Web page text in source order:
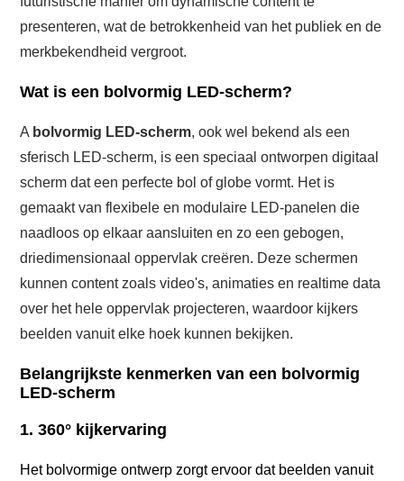
presenteren, wat de betrokkenheid van het publiek en de
merkbekendheid vergroot.
Wat is een bolvormig LED-scherm?
A bolvormig LED-scherm, ook wel bekend als een
sferisch LED-scherm, is een speciaal ontworpen digitaal
scherm dat een perfecte bol of globe vormt. Het is
gemaakt van flexibele en modulaire LED-panelen die
naadloos op elkaar aansluiten en zo een gebogen,
driedimensionaal oppervlak creëren. Deze schermen
kunnen content zoals video's, animaties en realtime data
over het hele oppervlak projecteren, waardoor kijkers
beelden vanuit elke hoek kunnen bekijken.
Belangrijkste kenmerken van een bolvormig
LED-scherm
1. 360° kijkervaring
Het bolvormige ontwerp zorgt ervoor dat beelden vanuit